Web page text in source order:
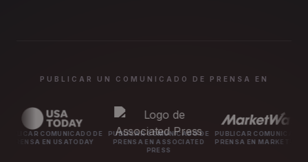
PUBLICAR UN COMUNICADO DE PRENSA EN
COMUNICADO DE
EN USATODAY
PUBLICAR COMUNICADO DE
PRENSA EN ASSOCIATED
PUBLICAR COMUNICADO DE
PRENSA EN MARKETWATCH